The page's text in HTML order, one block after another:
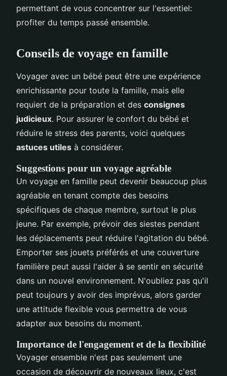
permettant de vous concentrer sur l'essentiel:
profiter du temps passé ensemble.
Conseils de voyage en famille
Voyager avec un bébé peut être une expérience
enrichissante pour toute la famille, mais elle
requiert de la préparation et des consignes
judicieux. Pour assurer le confort du bébé et
réduire le stress des parents, voici quelques
astuces utiles à considérer.
Suggestions pour un voyage agréable
Un voyage en famille peut devenir beaucoup plus
agréable en tenant compte des besoins
spécifiques de chaque membre, surtout le plus
jeune. Par exemple, prévoir des siestes pendant
les déplacements peut réduire l'agitation du bébé.
Emporter ses jouets préférés et une couverture
familière peut aussi l'aider à se sentir en sécurité
dans un nouvel environnement. N'oubliez pas qu'il
peut toujours y avoir des imprévus, alors garder
une attitude flexible vous permettra de vous
adapter aux besoins du moment.
Importance de l'engagement et de la flexibilité
Voyager ensemble n'est pas seulement une
occasion de découvrir de nouveaux lieux, c'est